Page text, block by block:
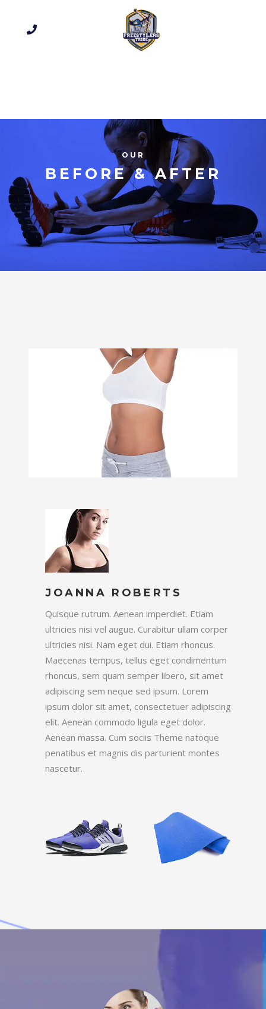
OUR
BEFORE & AFTER
JOANNA ROBERTS
Quisque rutrum. Aenean imperdiet. Etiam
ultricies nisi vel augue. Curabitur ullam corper
ultricies nisi. Nam eget dui. Etiam rhoncus.
Maecenas tempus, tellus eget condimentum
rhoncus, sem quam semper libero, sit amet
adipiscing sem neque sed ipsum. Lorem
ipsum dolor sit amet, consectetuer adipiscing
elit. Aenean commodo ligula eget dolor.
Aenean massa. Cum sociis Theme natoque
penatibus et magnis dis parturient montes
nascetur.